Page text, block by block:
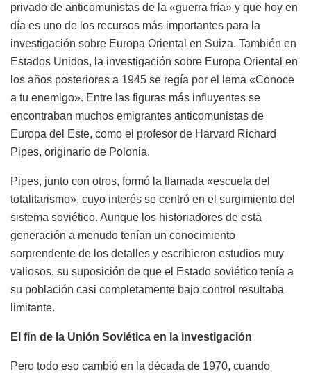
privado de anticomunistas de la «guerra fría» y que hoy en
día es uno de los recursos más importantes para la
investigación sobre Europa Oriental en Suiza. También en
Estados Unidos, la investigación sobre Europa Oriental en
los años posteriores a 1945 se regía por el lema «Conoce
a tu enemigo». Entre las figuras más influyentes se
encontraban muchos emigrantes anticomunistas de
Europa del Este, como el profesor de Harvard Richard
Pipes, originario de Polonia.
Pipes, junto con otros, formó la llamada «escuela del
totalitarismo», cuyo interés se centró en el surgimiento del
sistema soviético. Aunque los historiadores de esta
generación a menudo tenían un conocimiento
sorprendente de los detalles y escribieron estudios muy
valiosos, su suposición de que el Estado soviético tenía a
su población casi completamente bajo control resultaba
limitante.
El fin de la Unión Soviética en la investigación
Pero todo eso cambió en la década de 1970, cuando